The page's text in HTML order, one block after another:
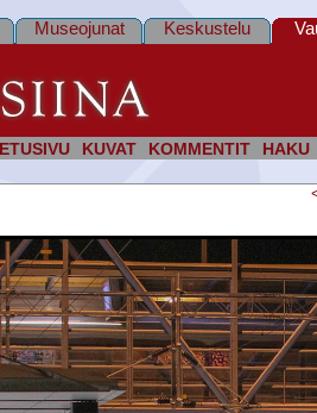
ETUSIVU KUVAT KOMMENTIT HAKU
Museojunat Keskustelu